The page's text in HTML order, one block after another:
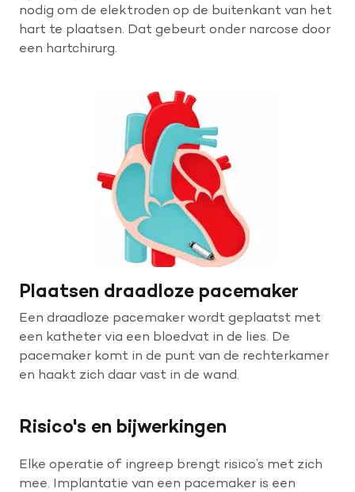
nodig om de elektroden op de buitenkant van het
hart te plaatsen. Dat gebeurt onder narcose door
een hartchirurg.
Plaatsen draadloze pacemaker
Een draadloze pacemaker wordt geplaatst met
een katheter via een bloedvat in de lies. De
pacemaker komt in de punt van de rechterkamer
en haakt zich daar vast in de wand.
Risico's en bijwerkingen
Elke operatie of ingreep brengt risico’s met zich
mee. Implantatie van een pacemaker is een